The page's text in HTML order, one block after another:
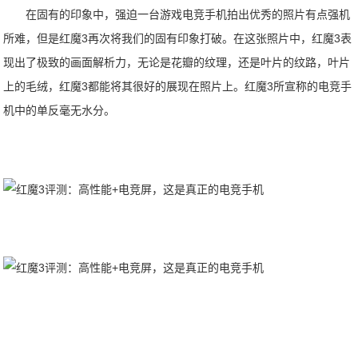
在固有的印象中，强迫一台游戏电竞手机拍出优秀的照片有点强机
所难，但是红魔3再次将我们的固有印象打破。在这张照片中，红魔3表
现出了极致的画面解析力，无论是花瓣的纹理，还是叶片的纹路，叶片
上的毛绒，红魔3都能将其很好的展现在照片上。红魔3所宣称的电竞手
机中的单反毫无水分。